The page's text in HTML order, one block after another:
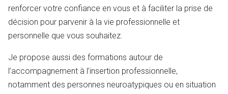
renforcer votre confiance en vous et à faciliter la prise de
décision pour parvenir à la vie professionnelle et
personnelle que vous souhaitez.
Je propose aussi des formations autour de
l’accompagnement à l’insertion professionnelle,
notamment des personnes neuroatypiques ou en situation